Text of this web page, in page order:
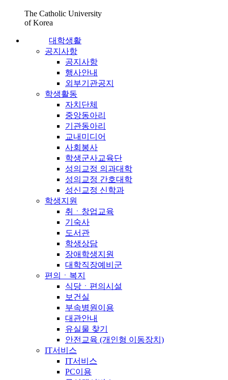
The Catholic University
of Korea
대학생활
공지사항
공지사항
행사안내
외부기관공지
학생활동
자치단체
중앙동아리
기관동아리
교내미디어
사회봉사
학생군사교육단
성의교정 의과대학
성의교정 간호대학
성신교정 신학과
학생지원
취ㆍ창업교육
기숙사
도서관
학생상담
장애학생지원
대학직장예비군
편의ㆍ복지
식당ㆍ편의시설
보건실
부속병원이용
대관안내
유실물 찾기
안전교육 (개인형 이동장치)
IT서비스
IT서비스
PC이용